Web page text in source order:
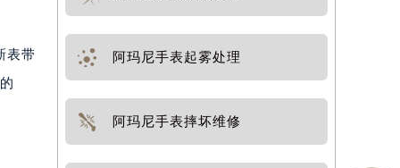
表带
阿玛尼手表起雾处理
阿玛尼手表摔坏维修